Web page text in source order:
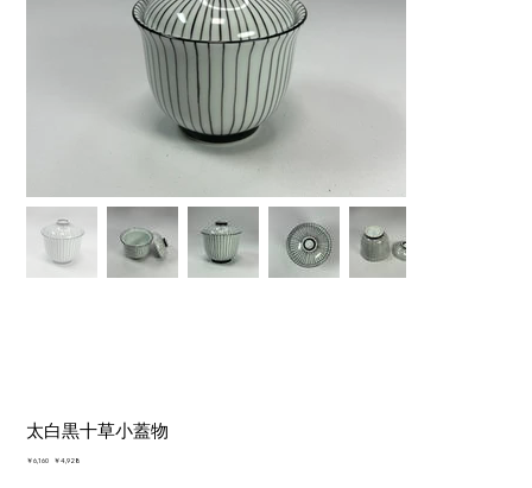
太白黒十草小蓋物
元
￥6,160
セ
￥4,928